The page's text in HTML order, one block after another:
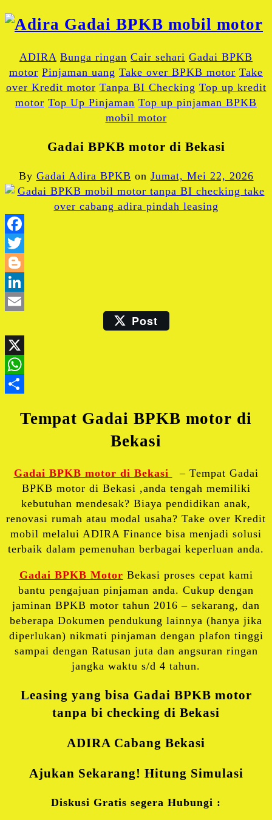
ADIRA Bunga ringan Cair sehari Gadai BPKB
motor Pinjaman uang Take over BPKB motor Take
over Kredit motor Tanpa BI Checking Top up kredit
motor Top Up Pinjaman Top up pinjaman BPKB
mobil motor
Gadai BPKB motor di Bekasi
By Gadai Adira BPKB on Jumat, Mei 22, 2026
Email Post
Tempat Gadai BPKB motor di
Bekasi
Gadai BPKB motor di Bekasi
– Tempat Gadai
BPKB motor di Bekasi ,anda tengah memiliki
kebutuhan mendesak? Biaya pendidikan anak,
renovasi rumah atau modal usaha? Take over Kredit
mobil melalui ADIRA Finance bisa menjadi solusi
terbaik dalam pemenuhan berbagai keperluan anda.
Gadai BPKB Motor Bekasi proses cepat kami
bantu pengajuan pinjaman anda. Cukup dengan
jaminan BPKB motor tahun 2016 – sekarang, dan
beberapa Dokumen pendukung lainnya (hanya jika
diperlukan) nikmati pinjaman dengan plafon tinggi
sampai dengan Ratusan juta dan angsuran ringan
jangka waktu s/d 4 tahun.
Leasing yang bisa Gadai BPKB motor
tanpa bi checking di Bekasi
ADIRA Cabang Bekasi
Ajukan Sekarang! Hitung Simulasi
Diskusi Gratis segera Hubungi :